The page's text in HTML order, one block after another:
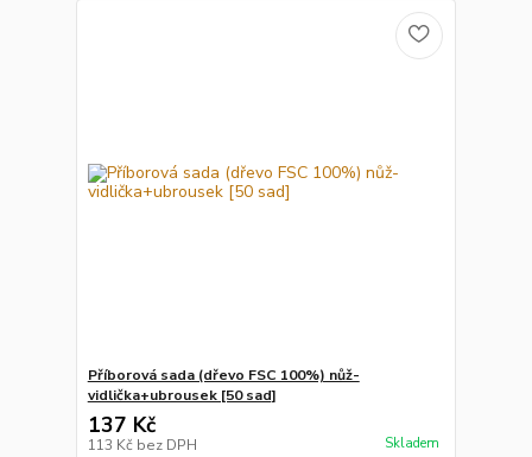
Příborová sada (dřevo FSC 100%) nůž-
vidlička+ubrousek [50 sad]
137 Kč
113 Kč bez DPH Skladem